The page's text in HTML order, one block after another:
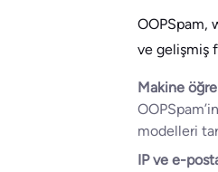
OOPSpam,
ve gelişmiş
Makine
modelleri
IP ve e-